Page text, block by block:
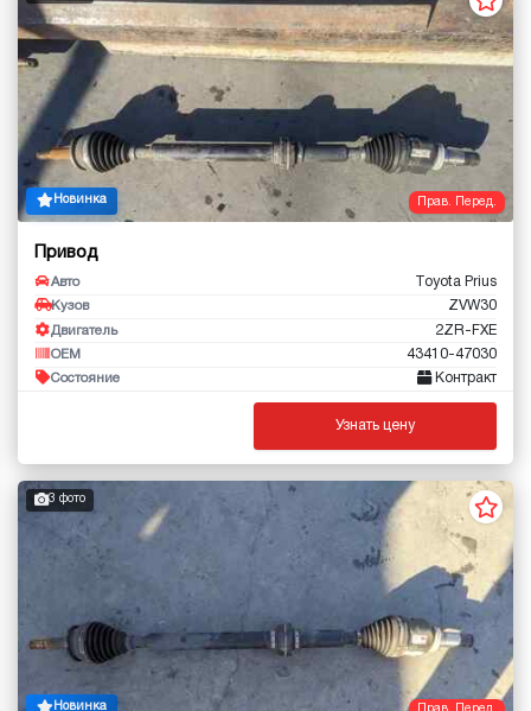
Прав. Перед.
Новинка
Привод
Авто Toyota Prius
Кузов ZVW30
Двигатель 2ZR-FXE
OEM 43410-47030
Состояние Контракт
Узнать цену
3 фото
Новинка